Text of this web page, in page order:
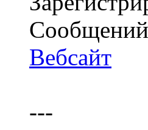
Вебсайт
---